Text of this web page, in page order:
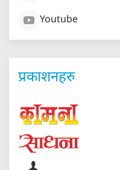
Youtube
प्रकाशनहरु